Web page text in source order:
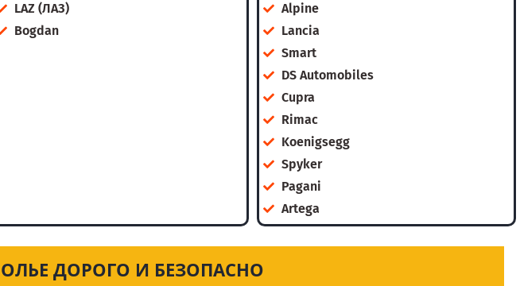
LAZ (ЛАЗ)
Bogdan
Alpine
Lancia
Smart
DS Automobiles
Cupra
Rimac
Koenigsegg
Spyker
Pagani
Artega
ДОРОГО И БЕЗОПАСНО